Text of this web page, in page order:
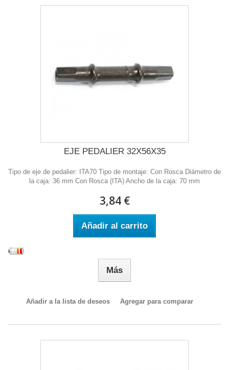
EJE PEDALIER 32X56X35
Tipo de eje de pedalier: ITA70 Tipo de montaje: Con Rosca Diámetro de
la caja: 36 mm Con Rosca (ITA) Ancho de la caja: 70 mm
3,84 €
Añadir al carrito
Más
Añadir a la lista de deseos Agregar para comparar